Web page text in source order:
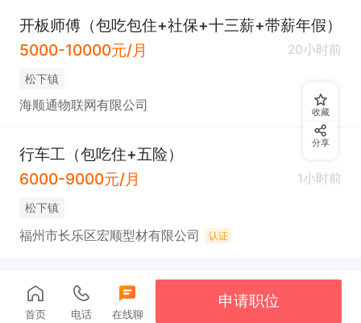
开板师傅（包吃包住+社保+十三薪+带薪年假）
5000-10000元/月
20小时前
​松下镇
海顺通物联网有限公司
行车工（包吃住+五险）
6000-9000元/月
1小时前
​松下镇
福州市长乐区宏顺型材有限公司 认证
收藏
分享
首页 电话 在线聊
申请职位